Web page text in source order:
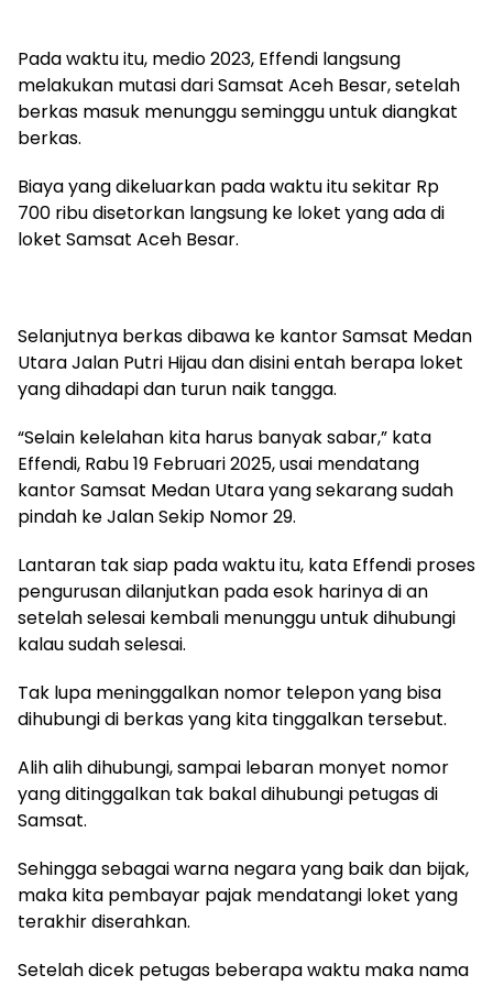
Pada waktu itu, medio 2023, Effendi langsung
melakukan mutasi dari Samsat Aceh Besar, setelah
berkas masuk menunggu seminggu untuk diangkat
berkas.
Biaya yang dikeluarkan pada waktu itu sekitar Rp
700 ribu disetorkan langsung ke loket yang ada di
loket Samsat Aceh Besar.
Selanjutnya berkas dibawa ke kantor Samsat Medan
Utara Jalan Putri Hijau dan disini entah berapa loket
yang dihadapi dan turun naik tangga.
“Selain kelelahan kita harus banyak sabar,” kata
Effendi, Rabu 19 Februari 2025, usai mendatang
kantor Samsat Medan Utara yang sekarang sudah
pindah ke Jalan Sekip Nomor 29.
Lantaran tak siap pada waktu itu, kata Effendi proses
pengurusan dilanjutkan pada esok harinya di an
setelah selesai kembali menunggu untuk dihubungi
kalau sudah selesai.
Tak lupa meninggalkan nomor telepon yang bisa
dihubungi di berkas yang kita tinggalkan tersebut.
Alih alih dihubungi, sampai lebaran monyet nomor
yang ditinggalkan tak bakal dihubungi petugas di
Samsat.
Sehingga sebagai warna negara yang baik dan bijak,
maka kita pembayar pajak mendatangi loket yang
terakhir diserahkan.
Setelah dicek petugas beberapa waktu maka nama